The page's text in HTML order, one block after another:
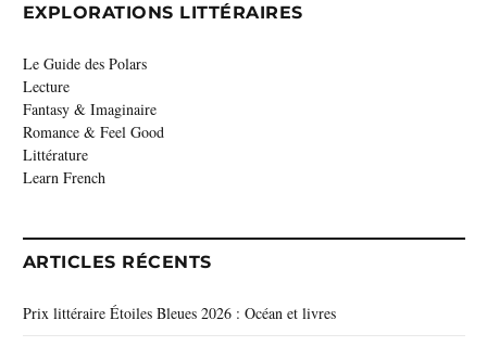
EXPLORATIONS LITTÉRAIRES
Le Guide des Polars
Lecture
Fantasy & Imaginaire
Romance & Feel Good
Littérature
Learn French
ARTICLES RÉCENTS
Prix littéraire Étoiles Bleues 2026 : Océan et livres